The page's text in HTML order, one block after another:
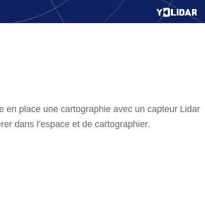
en place une cartographie avec un capteur Lidar
dans l’espace et de cartographier.